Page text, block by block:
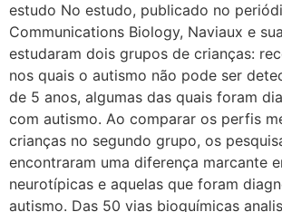
estudo No estudo, publicado no
Communications Biology, Naviaux e
estudaram dois grupos de crianças:
nos quais o autismo não pode ser
de 5 anos, algumas das quais foram
com autismo. Ao comparar os perfis
crianças no segundo grupo, os
encontraram uma diferença marcante
neurotípicas e aquelas que foram
autismo. Das 50 vias bioquímicas